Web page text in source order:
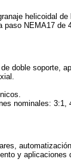
helicoidal
paso NEMA17 de
doble soporte,
nominales:
y aplicaciones